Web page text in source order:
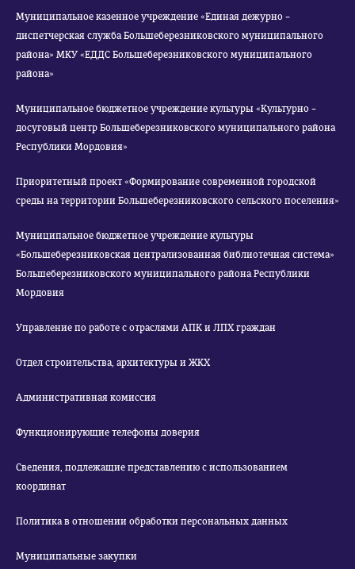
Муниципальное казенное учреждение «Единая дежурно –
диспетчерская служба Большеберезниковского муниципального
района» МКУ «ЕДДС Большеберезниковского муниципального
района»
Муниципальное бюджетное учреждение культуры «Культурно –
досуговый центр Большеберезниковского муниципального района
Республики Мордовия»
Приоритетный проект «Формирование современной городской
среды на территории Большеберезниковского сельского поселения»
Муниципальное бюджетное учреждение культуры
«Большеберезниковская централизованная библиотечная система»
Большеберезниковского муниципального района Республики
Мордовия
Управление по работе с отраслями АПК и ЛПХ граждан
Отдел строительства, архитектуры и ЖКХ
Административная комиссия
Функционирующие телефоны доверия
Сведения, подлежащие представлению с использованием
координат
Политика в отношении обработки персональных данных
Муниципальные закупки